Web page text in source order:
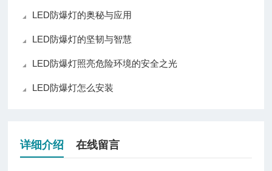
LED防爆灯的奥秘与应用
LED防爆灯的坚韧与智慧
LED防爆灯照亮危险环境的安全之光
LED防爆灯怎么安装
详细介绍 在线留言